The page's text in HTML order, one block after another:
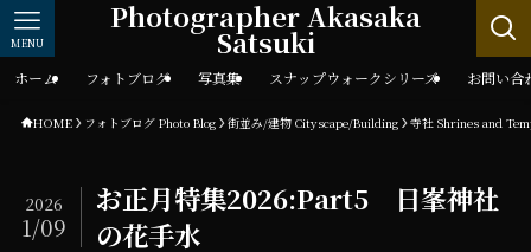
Photographer Akasaka
Satsuki
MENU
ホーム フォトブログ 写真集 スナップウォークシリーズ お問い合
HOME フォトブログ Photo Blog 街並み/建物 Cityscape/Building 寺社 Shrines and
お正月特集2026:Part5 日峯神社
の花手水
2026
1/09